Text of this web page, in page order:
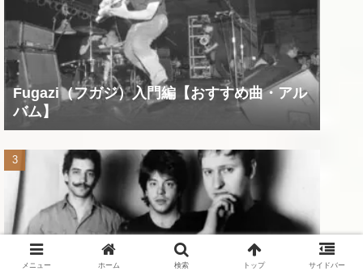
Fugazi（フガジ）入門編【おすすめ曲・アル
バム】
メニュー ホーム 検索 トップ サイドバー